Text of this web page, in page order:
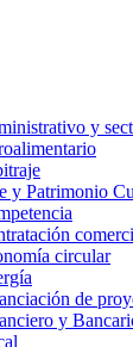
y
y Patrimonio
circular
de
y